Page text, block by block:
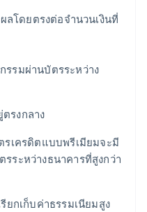
ลโดยตรงต่อจำนวนเงินที่
รรมผ่านบัตรระหว่าง
รงกลาง
รเครดิตแบบพรีเมียมจะมี
ระหว่างธนาคารที่สูงกว่า
ยกเก็บค่าธรรมเนียมสูง